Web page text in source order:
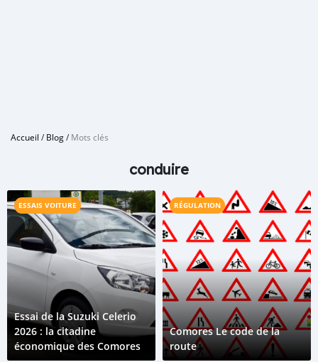
Accueil /Blog/Mots clés
conduire
ESSAIS VOITURE
Essai de la Suzuki Celerio
2026 : la citadine
économique des Comores
RÉGULATION
Comores Le code de la
route